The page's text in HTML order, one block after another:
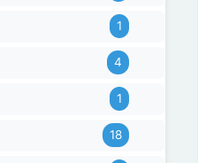
1
4
1
18